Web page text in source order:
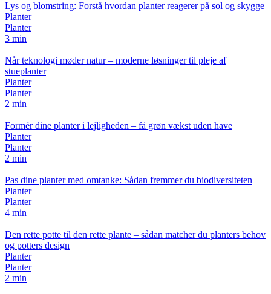
Lys og blomstring: Forstå hvordan planter reagerer på sol og skygge
Planter
Planter
3 min
Når teknologi møder natur – moderne løsninger til pleje af
stueplanter
Planter
Planter
2 min
Formér dine planter i lejligheden – få grøn vækst uden have
Planter
Planter
2 min
Pas dine planter med omtanke: Sådan fremmer du biodiversiteten
Planter
Planter
4 min
Den rette potte til den rette plante – sådan matcher du planters behov
og potters design
Planter
Planter
2 min